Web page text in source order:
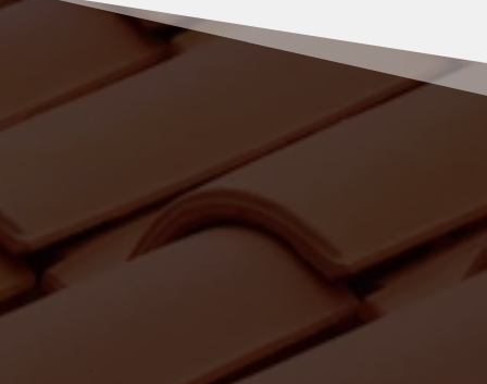
RENOV MULLER
Pourquoi faire appel à Rénov’
Muller pour vos travaux de
peinture à Blavozy ?